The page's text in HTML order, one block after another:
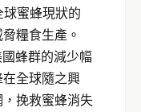
蜜蜂現狀的
糧食生產。
蜂群的減少幅
全球隨之興
挽救蜜蜂消失